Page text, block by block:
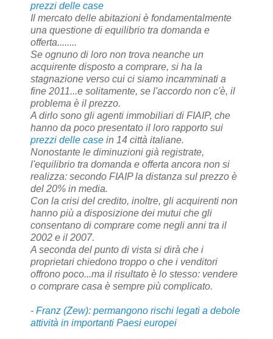
prezzi delle case
Il mercato delle abitazioni è fondamentalmente
una questione di equilibrio tra domanda e
offerta........
Se ognuno di loro non trova neanche un
acquirente disposto a comprare, si ha la
stagnazione verso cui ci siamo incamminati a
fine 2011...e solitamente, se l'accordo non c'è, il
problema è il prezzo.
A dirlo sono gli agenti immobiliari di FIAIP, che
hanno da poco presentato il loro rapporto sui
prezzi delle case in 14 città italiane.
Nonostante le diminuzioni già registrate,
l'equilibrio tra domanda e offerta ancora non si
realizza: secondo FIAIP la distanza sul prezzo è
del 20% in media.
Con la crisi del credito, inoltre, gli acquirenti non
hanno più a disposizione dei mutui che gli
consentano di comprare come negli anni tra il
2002 e il 2007.
A seconda del punto di vista si dirà che i
proprietari chiedono troppo o che i venditori
offrono poco...ma il risultato è lo stesso: vendere
o comprare casa è sempre più complicato.
- Franz (Zew): permangono rischi legati a debole
attività in importanti Paesi europei